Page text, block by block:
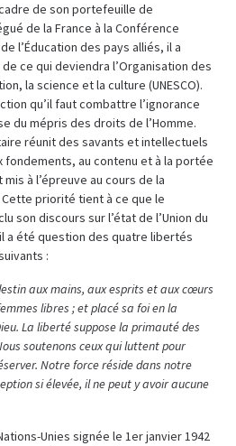
de son portefeuille de
de la France à la Conférence
l’Éducation des pays alliés, il a
ce qui deviendra l’Organisation des
la science et la culture (UNESCO).
qu’il faut combattre l’ignorance
du mépris des droits de l’Homme.
réunit des savants et intellectuels
fondements, au contenu et à la portée
à l’épreuve au cours de la
priorité tient à ce que le
son discours sur l’état de l’Union du
a été question des quatre libertés
:
aux mains, aux esprits et aux cœurs
libres ; et placé sa foi en la
La liberté suppose la primauté des
soutenons ceux qui luttent pour
Notre force réside dans notre
si élevée, il ne peut y avoir aucune
Unies signée le 1er janvier 1942